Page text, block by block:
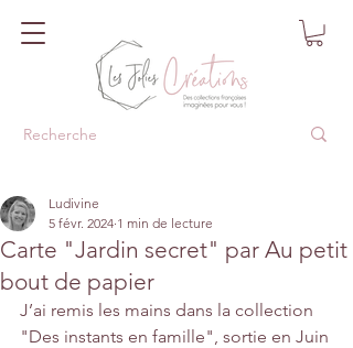
Carte "Jardin secret" par Au petit
bout de papier
Ludivine
5 févr. 2024 1 min de lecture
J’ai remis les mains dans la collection
"Des instants en famille", sortie en Juin